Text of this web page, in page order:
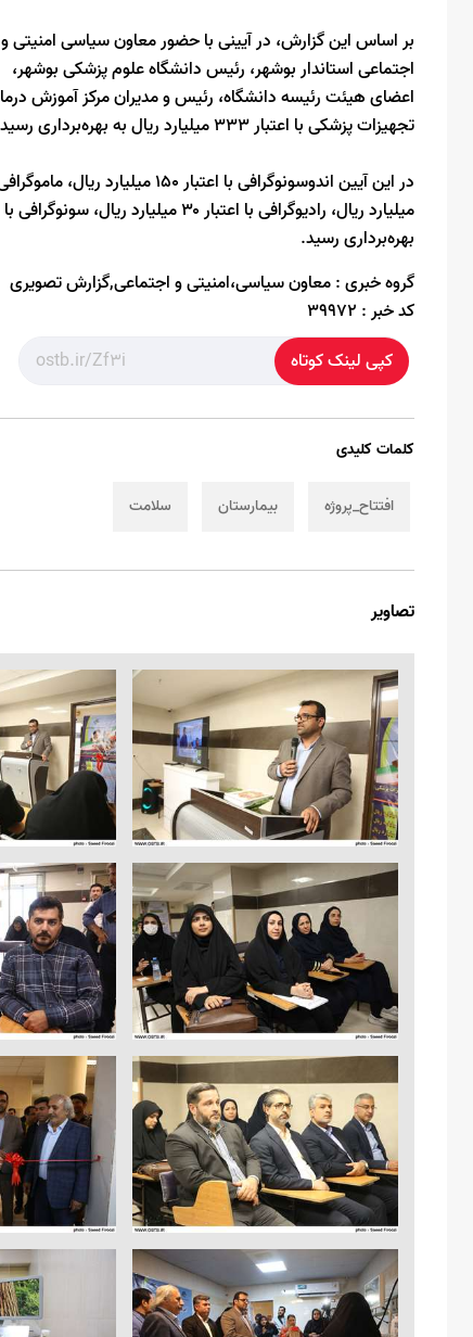
بر اساس این گزارش، در آیینی با حضور معاون سیاسی امنیتی و
اجتماعی استاندار بوشهر، رئیس دانشگاه علوم پزشکی بوشهر،
تجهیزات پزشکی با اعتبار ۳۳۳ میلیارد ریال به بهره‌برداری رسید.
بهره‌برداری رسید.
گروه خبری :معاون سیاسی،امنیتی و اجتماعی,گزارش تصویری
کد خبر : 39972
کپی لینک کوتاه
کلمات کلیدی
افتتاح_پروژه بیمارستان سلامت
تصاویر